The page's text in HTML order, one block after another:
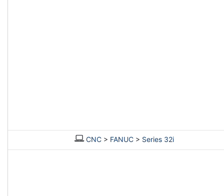
CNC> FANUC> Series 32i